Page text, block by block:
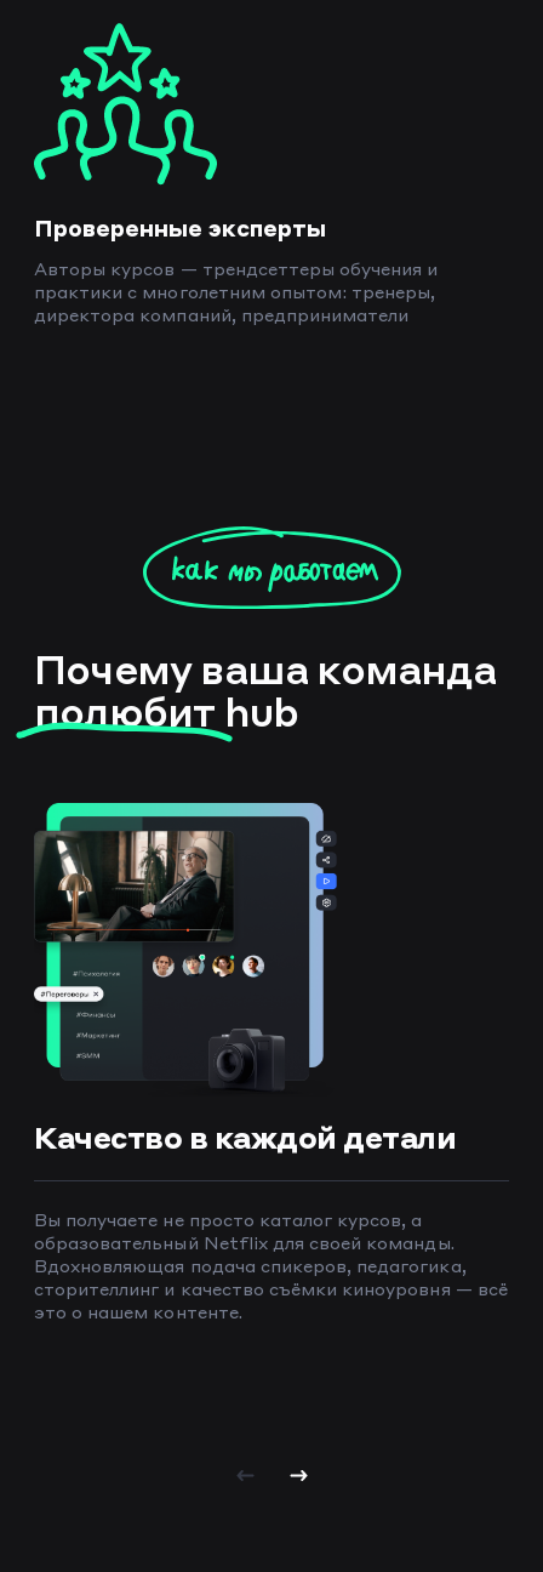
Проверенные эксперты
Авторы курсов — трендсеттеры обучения и
практики с многолетним опытом: тренеры,
директора компаний, предприниматели
Почему ваша команда
полюбит hub
Качество в каждой детали
Вы получаете не просто каталог курсов, а
образовательный Netflix для своей команды.
Вдохновляющая подача спикеров, педагогика,
сторителлинг и качество съёмки киноуровня — всё
это о нашем контенте.